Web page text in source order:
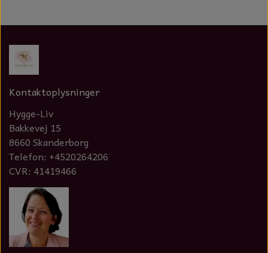
Kontaktoplysninger
Hygge-Liv
Bakkevej 15
8660 Skanderborg
Telefon: +4520264206
CVR: 41419466